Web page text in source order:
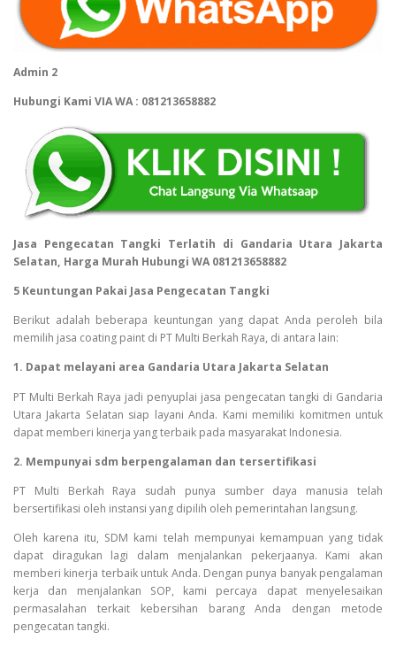
Admin 2
Hubungi Kami VIA WA : 081213658882
Jasa Pengecatan Tangki Terlatih di Gandaria Utara Jakarta
Selatan, Harga Murah Hubungi WA 081213658882
5 Keuntungan Pakai Jasa Pengecatan Tangki
Berikut adalah beberapa keuntungan yang dapat Anda peroleh bila
memilih jasa coating paint di PT Multi Berkah Raya, di antara lain:
1. Dapat melayani area Gandaria Utara Jakarta Selatan
PT Multi Berkah Raya jadi penyuplai jasa pengecatan tangki di Gandaria
Utara Jakarta Selatan siap layani Anda. Kami memiliki komitmen untuk
dapat memberi kinerja yang terbaik pada masyarakat Indonesia.
2. Mempunyai sdm berpengalaman dan tersertifikasi
PT Multi Berkah Raya sudah punya sumber daya manusia telah
bersertifikasi oleh instansi yang dipilih oleh pemerintahan langsung.
Oleh karena itu, SDM kami telah mempunyai kemampuan yang tidak
dapat diragukan lagi dalam menjalankan pekerjaanya. Kami akan
memberi kinerja terbaik untuk Anda. Dengan punya banyak pengalaman
kerja dan menjalankan SOP, kami percaya dapat menyelesaikan
permasalahan terkait kebersihan barang Anda dengan metode
pengecatan tangki.